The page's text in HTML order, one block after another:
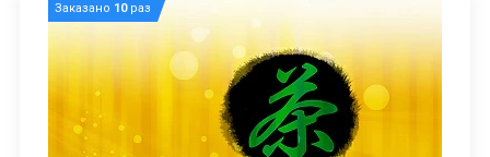
Заказано 10раз